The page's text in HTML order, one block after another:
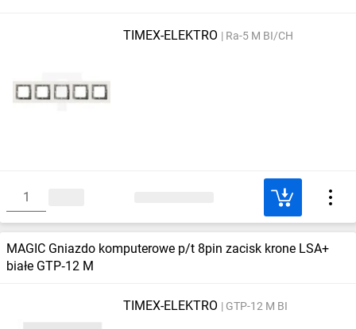
TIMEX-ELEKTRO Ra-5 M BI/CH
MAGIC Gniazdo komputerowe p/t 8pin zacisk krone LSA+
białe GTP‑12 M
TIMEX-ELEKTRO GTP-12 M BI